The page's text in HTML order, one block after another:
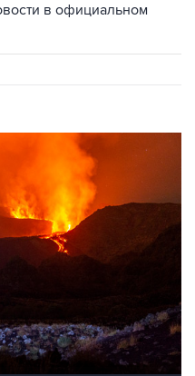
в официальном